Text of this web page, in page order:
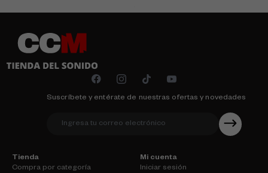
Suscríbete y entérate de nuestras ofertas y novedades
Tienda
Compra por categoría
Mi cuenta
Iniciar sesión